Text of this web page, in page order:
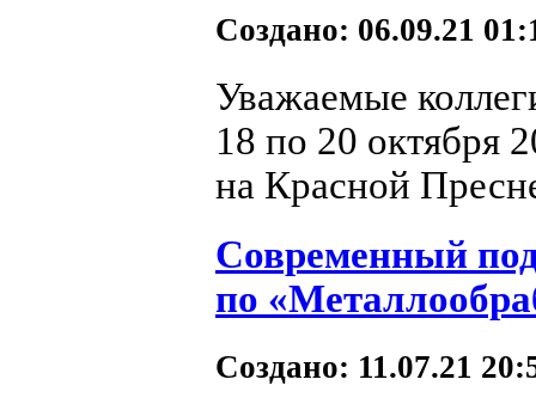
Создано: 06.09.21
Уважаемые
18 по 20 октября
на Красной
Современный
по
Создано: 11.07.21